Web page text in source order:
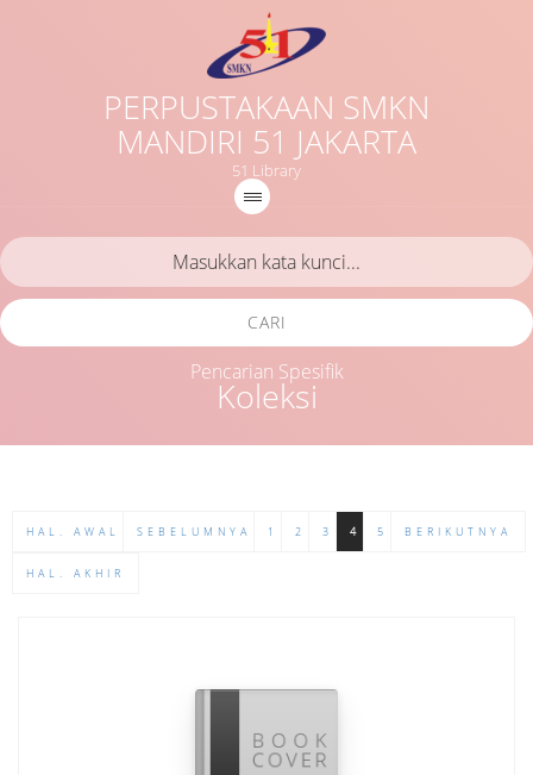
PERPUSTAKAAN SMKN
MANDIRI 51 JAKARTA
51 Library
Koleksi
CARI
Pencarian Spesifik
HAL. AWAL SEBELUMNYA 1 2 3 4 5 BERIKUTNYA
HAL. AKHIR